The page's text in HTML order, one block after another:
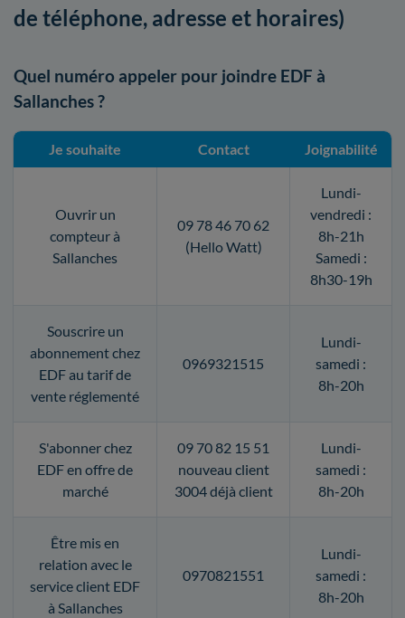
de téléphone, adresse et horaires)
Quel numéro appeler pour joindre EDF à
Sallanches ?
Je souhaite Contact Joignabilité
Ouvrir un
compteur à
Sallanches
09 78 46 70 62
(Hello Watt)
Lundi-
vendredi :
8h-21h
Samedi :
8h30-19h
Souscrire un
abonnement chez
EDF au tarif de
vente réglementé
0969321515
Lundi-
samedi :
8h-20h
S'abonner chez
EDF en offre de
marché
09 70 82 15 51
nouveau client
3004 déjà client
Lundi-
samedi :
8h-20h
Être mis en
relation avec le
service client EDF
à Sallanches
0970821551
Lundi-
samedi :
8h-20h